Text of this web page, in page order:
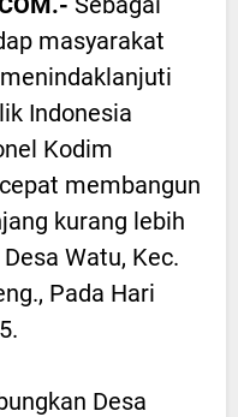
masyarakat
Indonesia
Kodim
membangun
kurang lebih
Watu, Kec.
Pada Hari
Desa